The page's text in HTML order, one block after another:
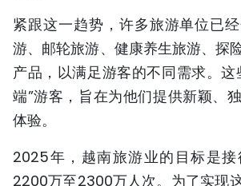
紧跟这一趋势，许多旅游单位已
游、邮轮旅游、健康养生旅游、探
产品，以满足游客的不同需求。这
端”游客，旨在为他们提供新颖、
体验。
2025年，越南旅游业的目标是
2200万至2300万人次。为了实现